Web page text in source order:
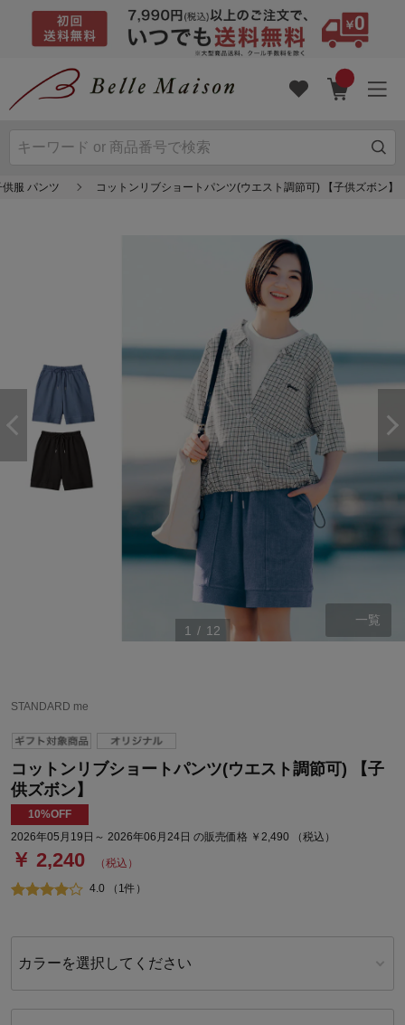
供服 パンツ コットンリブショートパンツ(ウエスト調節可) 【子供ズボン】
1 / 12
一覧
STANDARD me
コットンリブショートパンツ(ウエスト調節可) 【子
供ズボン】
10%OFF
2026年05月19日～ 2026年06月24日 の販売価格 ￥2,490 （税込）
￥ 2,240 （税込）
4.0 （1件）
カラーを選択してください